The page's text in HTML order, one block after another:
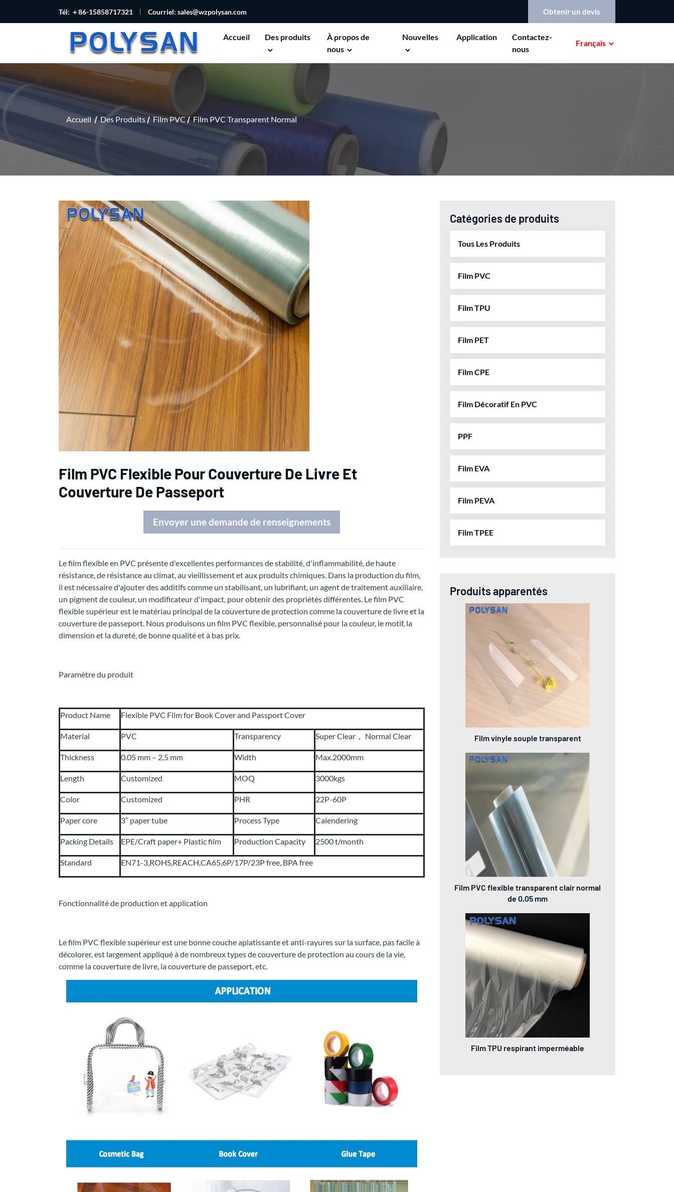
Tél: ＋86-15858717321 Courriel: sales@wzpolysan.com Obtenir un devis
Accueil Des produits
À propos de
nous
Nouvelles Application
Contactez-
nous
Français
Accueil Des Produits Film PVC Film PVC Transparent Normal
Film PVC Flexible Pour Couverture De Livre Et
Couverture De Passeport
Envoyer une demande de renseignements
Le film flexible en PVC présente d'excellentes performances de stabilité, d'inflammabilité, de haute
résistance, de résistance au climat, au vieillissement et aux produits chimiques. Dans la production du film,
il est nécessaire d'ajouter des additifs comme un stabilisant, un lubrifiant, un agent de traitement auxiliaire,
un pigment de couleur, un modificateur d'impact, pour obtenir des propriétés différentes. Le film PVC
flexible supérieur est le matériau principal de la couverture de protection comme la couverture de livre et la
couverture de passeport. Nous produisons un film PVC flexible, personnalisé pour la couleur, le motif, la
dimension et la dureté, de bonne qualité et à bas prix.
Paramètre du produit
Product Name Flexible PVC Film for Book Cover and Passport Cover
Material PVC Transparency Super Clear， Normal Clear
Thickness 0.05 mm – 2.5 mm Width Max.2000mm
Length Customized MOQ 3000kgs
Color Customized PHR 22P-60P
Paper core 3” paper tube Process Type Calendering
Packing Details EPE/Craft paper+ Plastic film Production Capacity 2500 t/month
Standard EN71-3,ROHS,REACH,CA65,6P/17P/23P free, BPA free
Fonctionnalité de production et application
Le film PVC flexible supérieur est une bonne couche aplatissante et anti-rayures sur la surface, pas facile à
décolorer, est largement appliqué à de nombreux types de couverture de protection au cours de la vie,
comme la couverture de livre, la couverture de passeport, etc.
Catégories de produits
Tous Les Produits
Film PVC
Film TPU
Film PET
Film CPE
Film Décoratif En PVC
PPF
Film EVA
Film PEVA
Film TPEE
Produits apparentés
Film vinyle souple transparent
Film PVC flexible transparent clair normal
de 0,05 mm
Film TPU respirant imperméable